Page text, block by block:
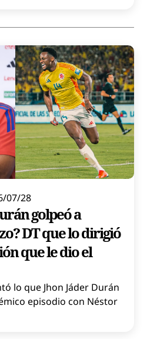
07/28
golpeó a
DT que lo dirigió
que le dio el
lo que Jhon Jáder Durán
episodio con Néstor